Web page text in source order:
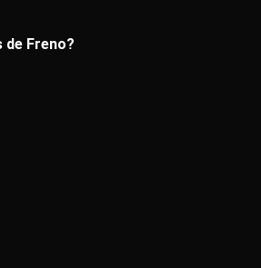
de Freno?